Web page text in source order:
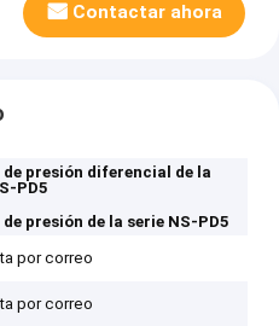
Contactar ahora
de presión diferencial de la
PD5
de presión de la serie NS-PD5
por correo
por correo